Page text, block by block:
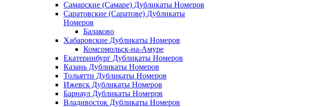
Самарские (Самаре) Дубликаты Номеров
Саратовские (Саратове) Дубликаты
Номеров
Балаково
Хабаровские Дубликаты Номеров
Комсомольск-на-Амуре
Екатеринбург Дубликаты Номеров
Казань Дубликаты Номеров
Тольятти Дубликаты Номеров
Ижевск Дубликаты Номеров
Барнаул Дубликаты Номеров
Владивосток Дубликаты Номеров